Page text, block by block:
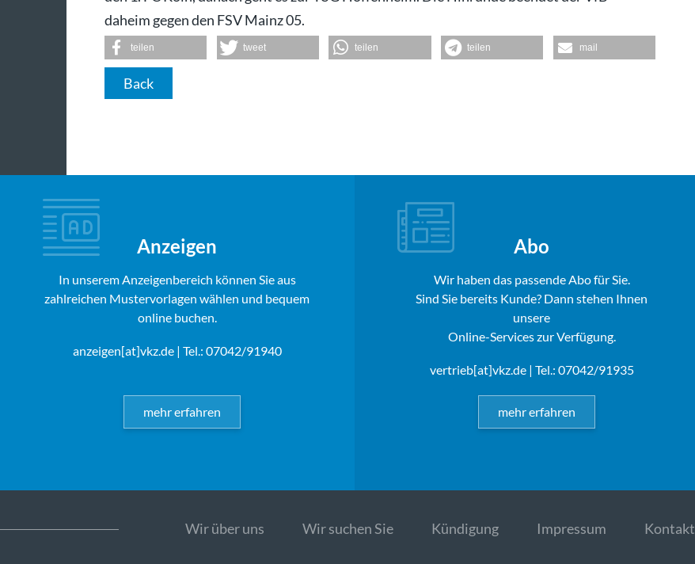
daheim gegen den FSV Mainz 05.
teilen tweet teilen teilen mail
Back
Anzeigen
In unserem Anzeigenbereich können Sie aus
zahlreichen Mustervorlagen wählen und bequem
online buchen.
anzeigen[at]vkz.de| Tel.: 07042/91940
mehr erfahren
Abo
Wir haben das passende Abo für Sie.
Sind Sie bereits Kunde? Dann stehen Ihnen
unsere
Online-Services zur Verfügung.
vertrieb[at]vkz.de| Tel.: 07042/91935
mehr erfahren
Wir über uns Wir suchen Sie Kündigung Impressum Kontakt